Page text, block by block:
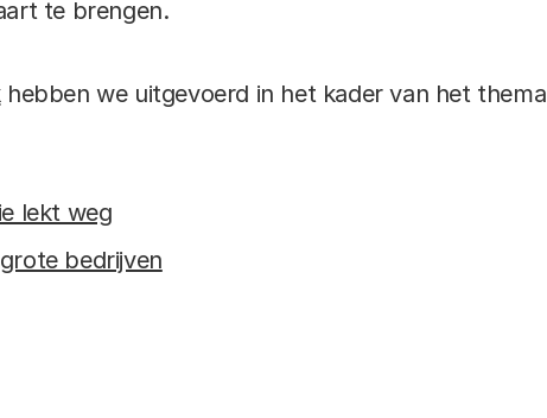
te brengen.
hebben we uitgevoerd in het kader van het thema
lekt weg
bedrijven